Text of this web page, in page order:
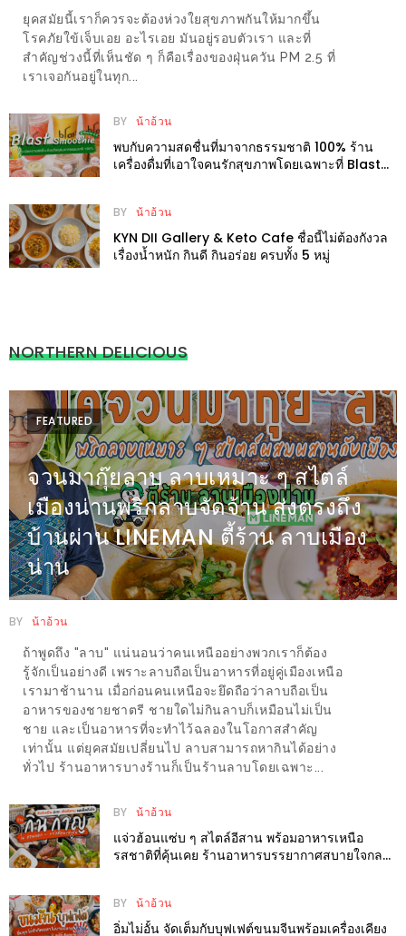
โชค
ดี
กับ
อ้วน
ครั้ง
ที่
พา
เพื่อน
บน
INSTAGRAM
รวม
โปร
โม
ชั่
นวัน
แม่
แห่ง
ร้าน
หมู
กระทะ
ทั่ว
TOP30
ราคา
ไม่
200
ยุคสมัยนี้เราก็ควรจะต้องห่วงใยสุขภาพกันให้มากขึ้น
โรคภัยใข้เจ็บเอย อะไรเอย มันอยู่รอบตัวเรา และที่
สำคัญช่วงนี้ที่เห็นชัด ๆ ก็คือเรื่องของฝุ่นควัน PM 2.5 ที่
เราเจอกันอยู่ในทุก...
BY น้าอ้วน
พบกับความสดชื่นที่มาจากธรรมชาติ 100% ร้าน
เครื่องดื่มที่เอาใจคนรักสุขภาพโดยเฉพาะที่ Blast
BY น้าอ้วน
KYN DII Gallery & Keto Cafe ชื่อนี้ไม่ต้องกังวล
เรื่องน้ำหนัก กินดี กินอร่อย ครบทั้ง 5 หมู่
NORTHERN DELICIOUS
FEATURED
จวนมากุ๊ยลาบ ลาบเหมาะ ๆ สไตล์
เมืองน่านพริกลาบจัดจ้าน ส่งตรงถึง
บ้านผ่าน LINEMAN ตี้ร้าน ลาบเมือง
น่าน
BY น้าอ้วน
ถ้าพูดถึง "ลาบ" แน่นอนว่าคนเหนืออย่างพวกเราก็ต้อง
รู้จักเป็นอย่างดี เพราะลาบถือเป็นอาหารที่อยู่คู่เมืองเหนือ
เรามาช้านาน เมื่อก่อนคนเหนือจะยึดถือว่าลาบถือเป็น
อาหารของชายชาตรี ชายใดไม่กินลาบก็เหมือนไม่เป็น
ชาย และเป็นอาหารที่จะทำไว้ฉลองในโอกาสสำคัญ
เท่านั้น แต่ยุคสมัยเปลี่ยนไป ลาบสามารถหากินได้อย่าง
ทั่วไป ร้านอาหารบางร้านก็เป็นร้านลาบโดยเฉพาะ...
BY น้าอ้วน
แจ่วฮ้อนแซ่บ ๆ สไตล์อีสาน พร้อมอาหารเหนือ
รสชาติที่คุ้นเคย ร้านอาหารบรรยากาศสบายใจกลาง
BY น้าอ้วน
อิ่มไม่อั้น จัดเต็มกับบุฟเฟต์ขนมจีนพร้อมเครื่องเคียง